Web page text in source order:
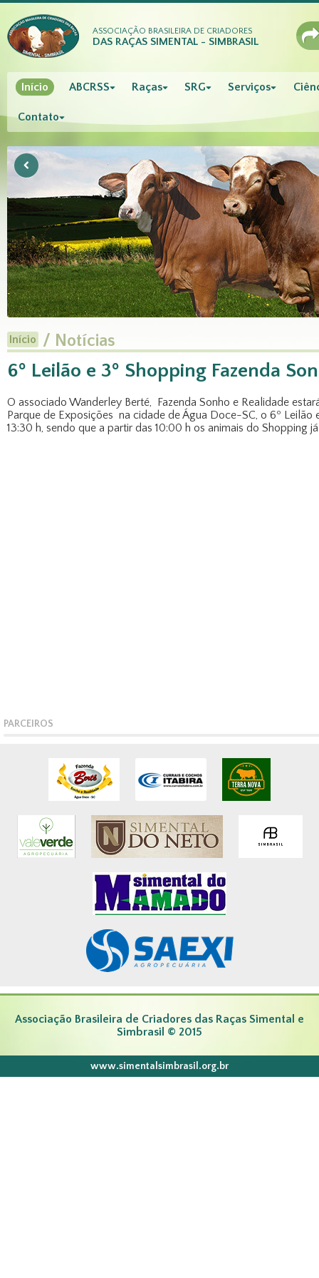
ASSOCIAÇÃO BRASILEIRA DE CRIADORES
DAS RAÇAS SIMENTAL - SIMBRASIL
Início ABCRSS Raças SRG Serviços
Contato
Início / Notícias
6º Leilão e 3º Shopping Fazenda
O associado Wanderley Berté, Fazenda Sonho e Realidade
Parque de Exposições na cidade de Água Doce-SC, o 6º Leilão
13:30 h, sendo que a partir das 10:00 h os animais do Shopping
PARCEIROS
Associação Brasileira de Criadores das Raças Simental e
Simbrasil © 2015
www.simentalsimbrasil.org.br